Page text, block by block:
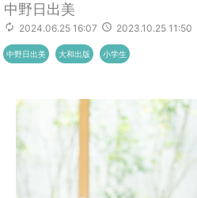
中野日出美
2024.06.25 16:07 2023.10.25 11:50
中野日出美 大和出版 小学生